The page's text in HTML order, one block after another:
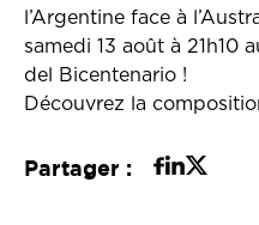
l’Argentine face à
samedi 13 août à 21h10
del Bicentenario !
Découvrez la
Partager :